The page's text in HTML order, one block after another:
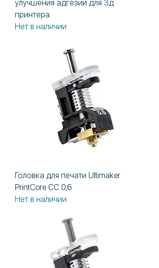
улучшения адгезии для 3д
принтера
Нет в наличии
Головка для печати Ultimaker
PrintCore СС 0,6
Нет в наличии